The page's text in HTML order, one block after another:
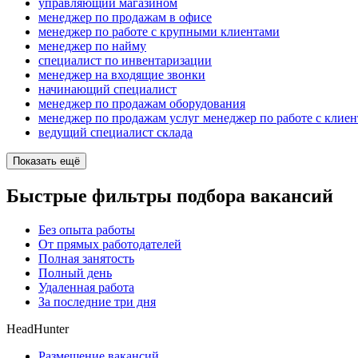
управляющий магазином
менеджер по продажам в офисе
менеджер по работе с крупными клиентами
менеджер по найму
специалист по инвентаризации
менеджер на входящие звонки
начинающий специалист
менеджер по продажам оборудования
менеджер по продажам услуг менеджер по работе с
ведущий специалист склада
Показать ещё
Быстрые фильтры подбора вакансий
Без опыта работы
От прямых работодателей
Полная занятость
Полный день
Удаленная работа
За последние три дня
HeadHunter